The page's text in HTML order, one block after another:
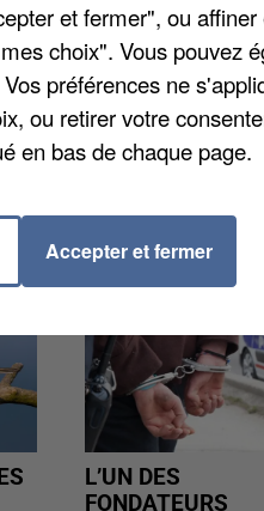
petit garçon de 7 ans
se serait coincée dans
finalement mort
L’UN DES
FONDATEURS
et fermer", ou
choix". Vous pouvez
préférences ne
ou retirer votre
en bas de chaque page.
Accepter et fermer